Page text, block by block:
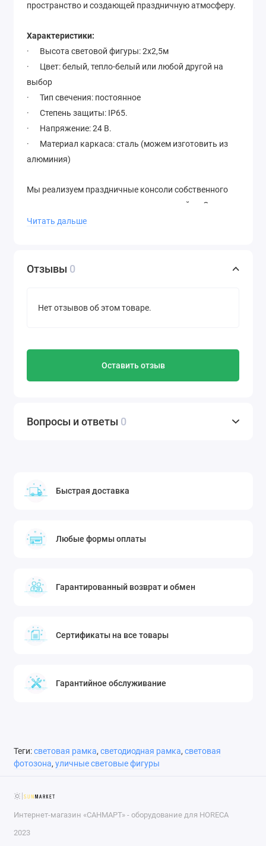
пространство и создающей праздничную атмосферу.
Характеристики:
· Высота световой фигуры: 2х2,5м
· Цвет: белый, тепло-белый или любой другой на
выбор
· Тип свечения: постоянное
· Степень защиты: IP65.
· Напряжение: 24 В.
· Материал каркаса: сталь (можем изготовить из
алюминия)
Мы реализуем праздничные консоли собственного
производства из светодиодного дюралайта. Они
выполнены по требованиям технического
работа строго в рамках договора.
Читать дальше
Отзывы 0
Нет отзывов об этом товаре.
Оставить отзыв
Вопросы и ответы 0
Быстрая доставка
Любые формы оплаты
Гарантированный возврат и обмен
Сертификаты на все товары
Гарантийное обслуживание
Теги:световая рамка, светодиодная рамка, световая
фотозона, уличные световые фигуры
Интернет-магазин «САНМАРТ» - оборудование для HORECA
2023